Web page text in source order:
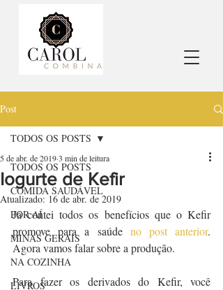
Post
TODOS OS POSTS
COMIDA SAUDÁVEL
POR AÍ
MINAS GERAIS
NA COZINHA
LIVROS
TODOS OS POSTS
Iogurte de Kefir
5 de abr. de 20193 min de leitura
Atualizado:16 de abr. de 2019
Já contei todos os benefícios que o Kefir
promove para a saúde no post anterior.
Agora vamos falar sobre a produção.
Para fazer os derivados do Kefir, você